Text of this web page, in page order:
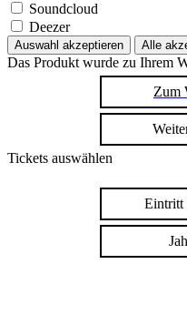
Soundcloud
Deezer
Auswahl akzeptieren Alle
Das Produkt wurde zu Ihrem
Zum
Tickets auswählen
Eintritt